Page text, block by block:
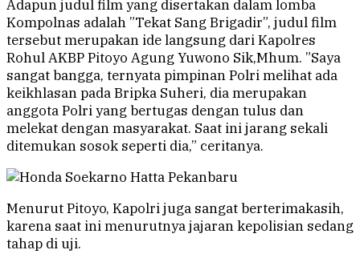
Adapun judul film yang disertakan dalam lomba
Kompolnas adalah ”Tekat Sang Brigadir”, judul film
tersebut merupakan ide langsung dari Kapolres
Rohul AKBP Pitoyo Agung Yuwono Sik,Mhum. ”Saya
sangat bangga, ternyata pimpinan Polri melihat ada
keikhlasan pada Bripka Suheri, dia merupakan
anggota Polri yang bertugas dengan tulus dan
melekat dengan masyarakat. Saat ini jarang sekali
ditemukan sosok seperti dia,” ceritanya.
Menurut Pitoyo, Kapolri juga sangat berterimakasih,
karena saat ini menurutnya jajaran kepolisian sedang
tahap di uji.